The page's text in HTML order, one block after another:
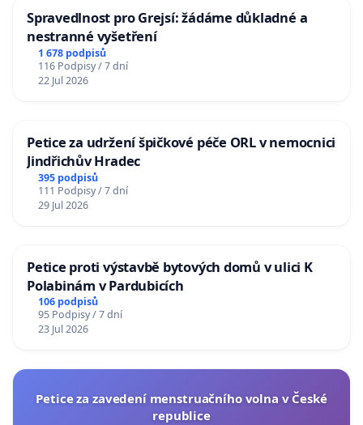
Spravedlnost pro Grejsí: žádáme důkladné a
nestranné vyšetření
1 678 podpisů
116 Podpisy / 7 dní
22 Jul 2026
Petice za udržení špičkové péče ORL v nemocnici
Jindřichův Hradec
395 podpisů
111 Podpisy / 7 dní
29 Jul 2026
Petice proti výstavbě bytových domů v ulici K
Polabinám v Pardubicích
106 podpisů
95 Podpisy / 7 dní
23 Jul 2026
Petice za zavedení menstruačního volna v České
republice